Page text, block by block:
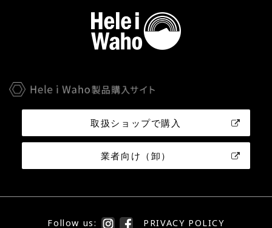
取扱ショップで購入
業者向け（卸）
Follow us: PRIVACY POLICY